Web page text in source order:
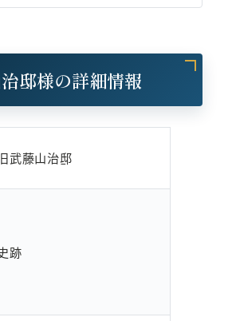
邸様の詳細情報
武藤山治邸
跡